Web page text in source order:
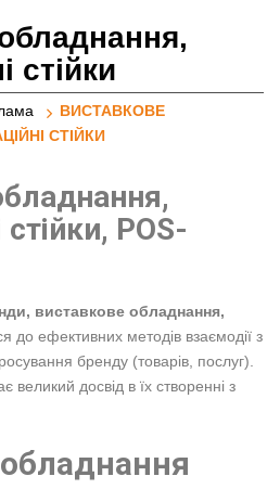
стійки
ВИСТАВКОВЕ
СТІЙКИ
POS-
виставкове обладнання,
до ефективних методів взаємодії з
бренду (товарів, послуг).
великий досвід в їх створенні з